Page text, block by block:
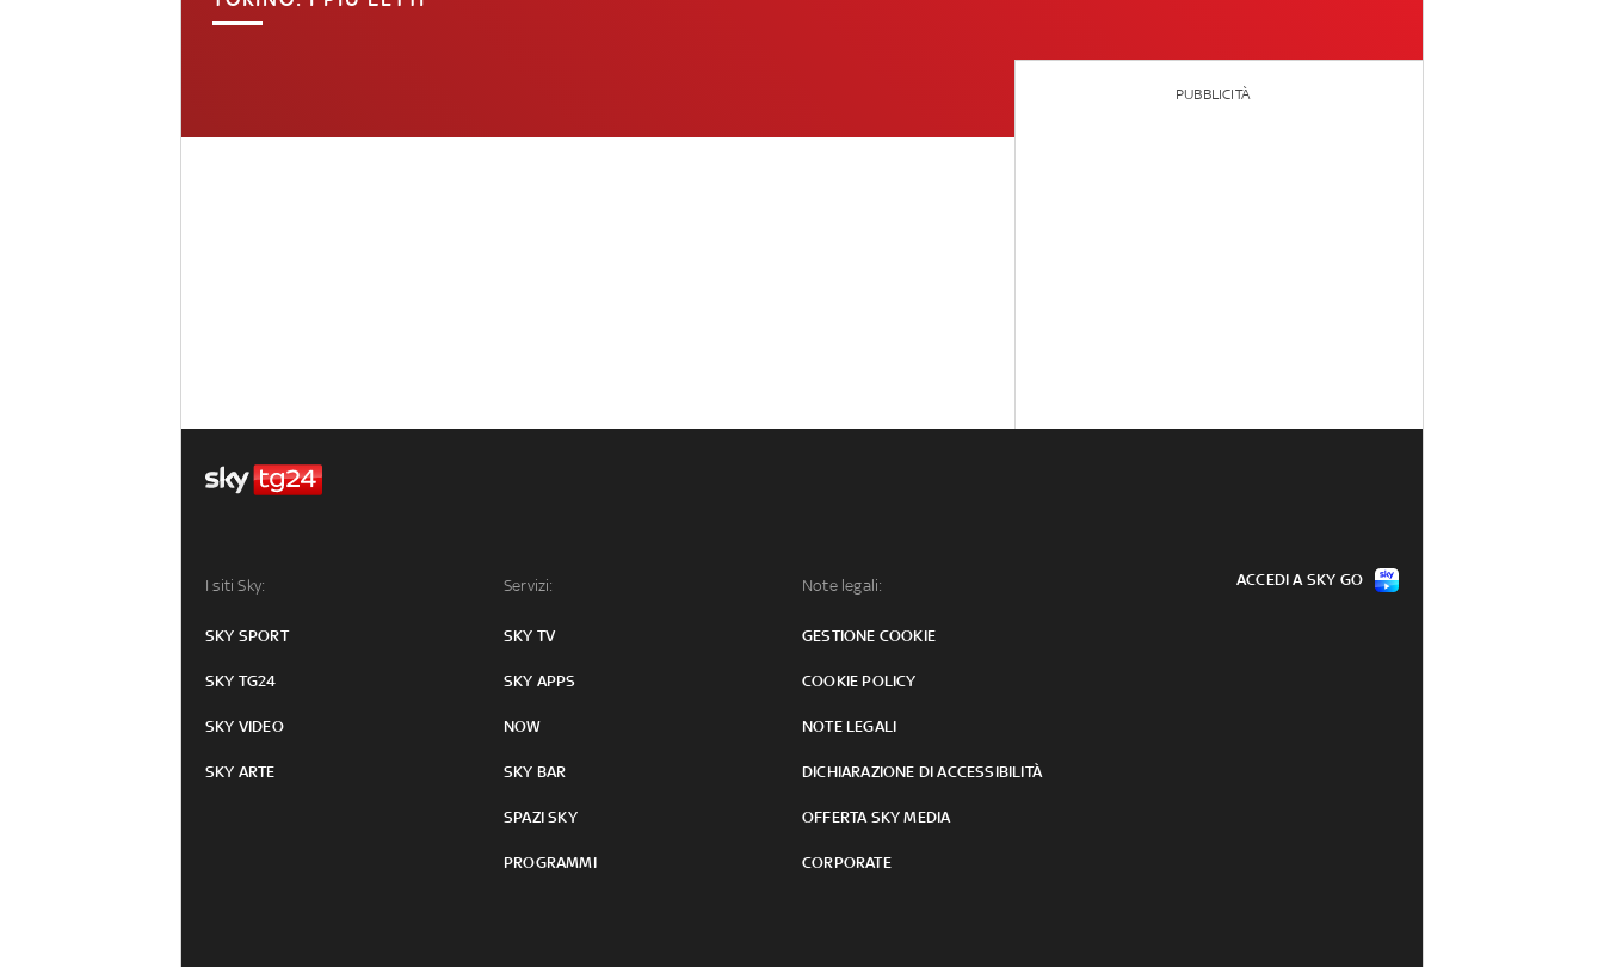
PUBBLICITÀ
I siti Sky:
SKY SPORT
SKY TG24
SKY VIDEO
SKY ARTE
Servizi:
SKY TV
SKY APPS
NOW
SKY BAR
SPAZI SKY
PROGRAMMI
Note legali:
GESTIONE COOKIE
COOKIE POLICY
NOTE LEGALI
DICHIARAZIONE DI ACCESSIBILITÀ
OFFERTA SKY MEDIA
CORPORATE
ACCEDI A SKY GO